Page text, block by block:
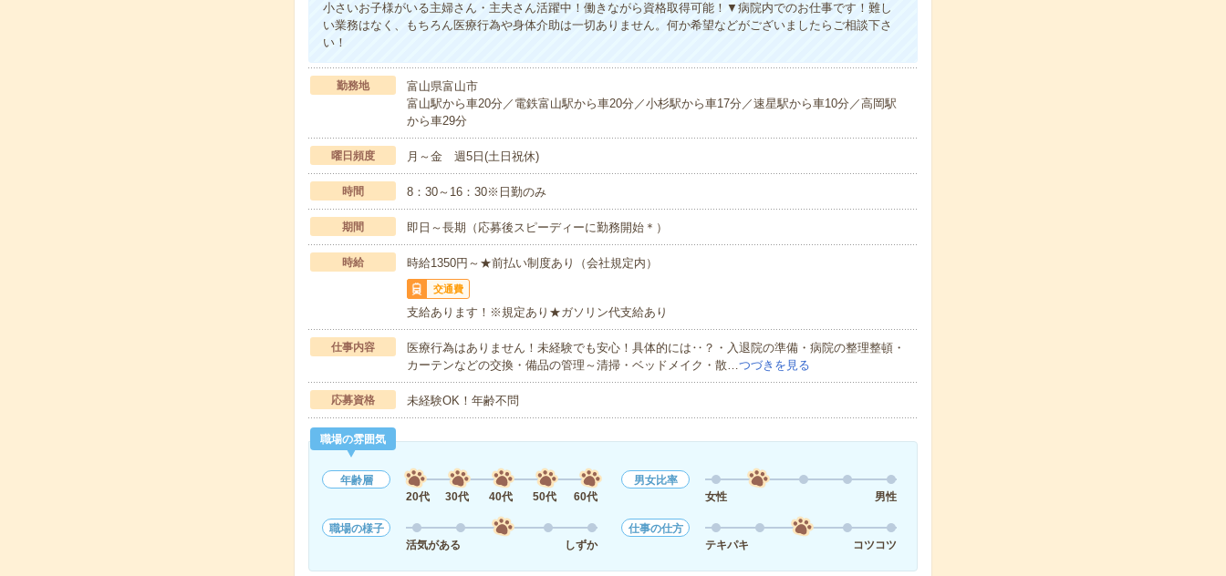
小さいお子様がいる主婦さん・主夫さん活躍中！働きながら資格取得可能！▼病院内でのお仕事です！難し
い業務はなく、もちろん医療行為や身体介助は一切ありません。何か希望などがございましたらご相談下さ
い！
勤務地
富山県富山市
富山駅から車20分／電鉄富山駅から車20分／小杉駅から車17分／速星駅から車10分／高岡駅
から車29分
曜日頻度 月～金 週5日(土日祝休)
時間 8：30～16：30※日勤のみ
期間 即日～長期（応募後スピーディーに勤務開始＊）
時給 時給1350円～★前払い制度あり（会社規定内）
交通費
支給あります！※規定あり★ガソリン代支給あり
仕事内容
医療行為はありません！未経験でも安心！具体的には‥？・入退院の準備・病院の整理整頓・
カーテンなどの交換・備品の管理～清掃・ベッドメイク・散…つづきを見る
応募資格 未経験OK！年齢不問
職場の雰囲気
年齢層
20代
30代 40代 50代 60代
男女比率
女性
男性
職場の様子
活気がある
しずか
仕事の仕方
テキパキ
コツコツ